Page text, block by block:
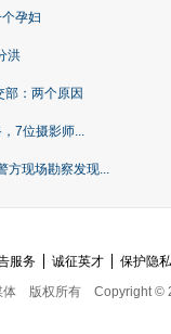
孕妇
洪
：两个原因
7位摄影师...
方现场勘察发现...
服务 诚征英才
保护隐
体
版权所有 Copyright ©